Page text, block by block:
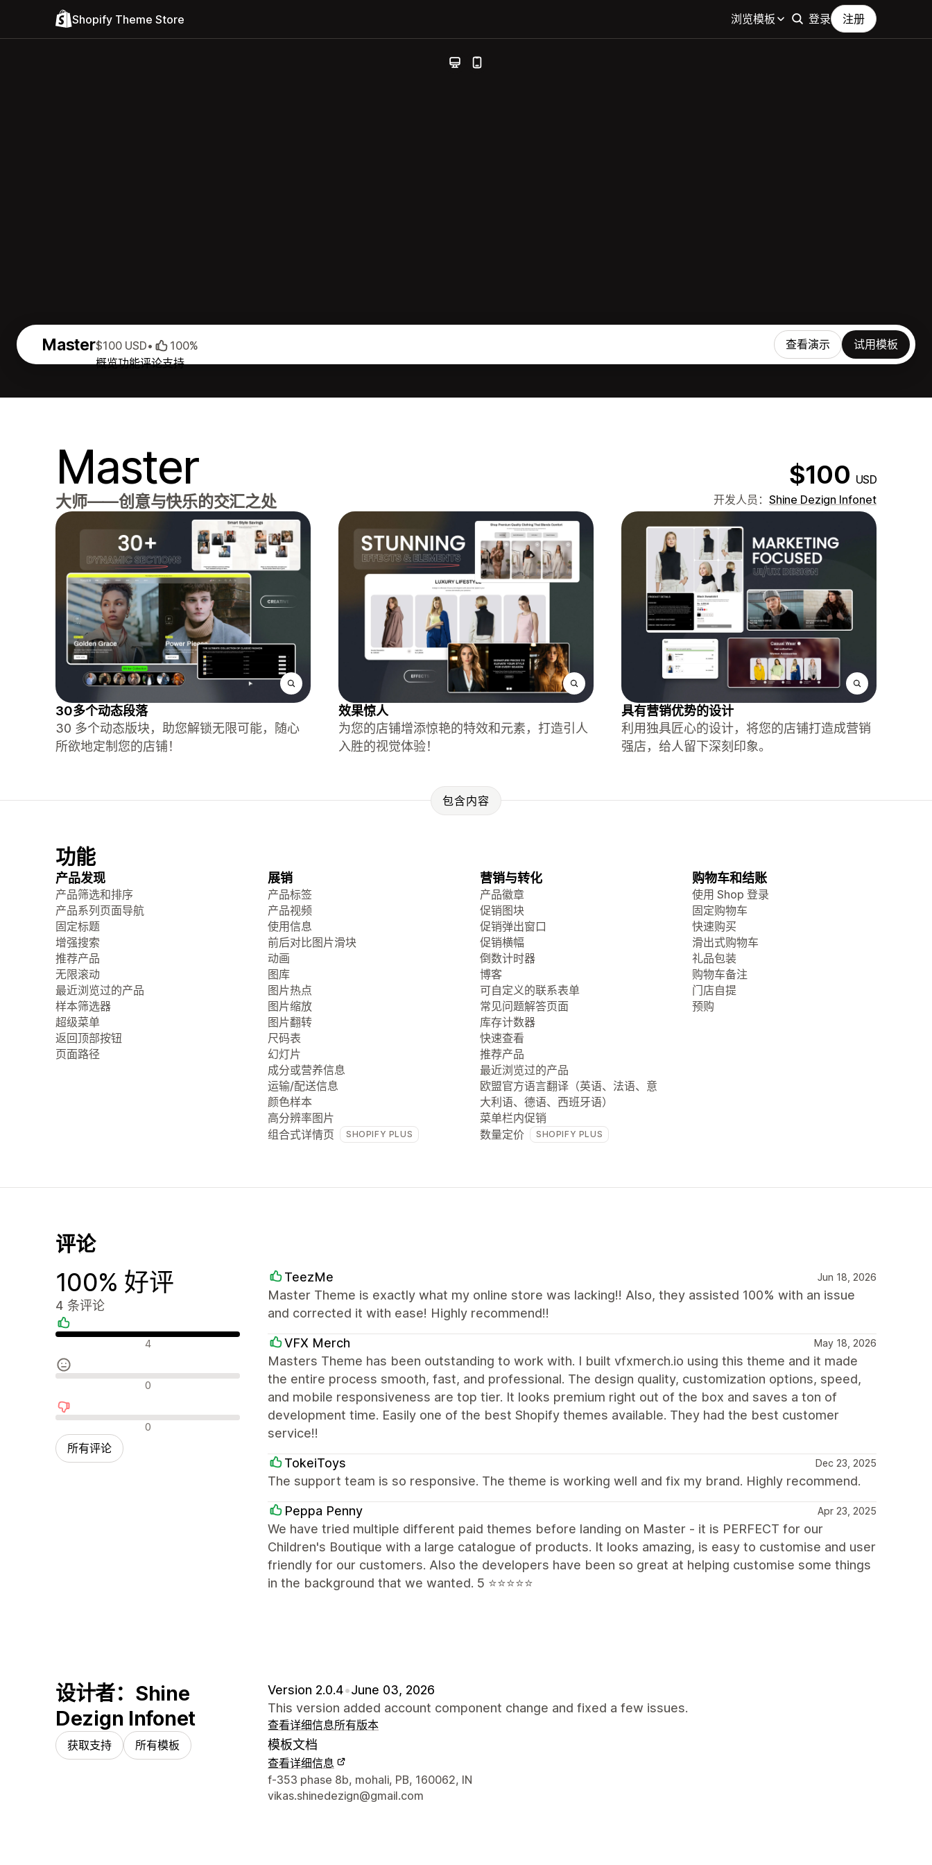
Shopify Theme Store 浏览模板 登录 注册
Master
概览功能评论支持
$100 USD• 100% 查看演示 试用模板
Master $100 USD
大师——创意与快乐的交汇之处 开发人员： Shine Dezign Infonet
30多个动态段落
30 多个动态版块，助您解锁无限可能，随心
所欲地定制您的店铺！
效果惊人
为您的店铺增添惊艳的特效和元素，打造引人
入胜的视觉体验！
具有营销优势的设计
利用独具匠心的设计，将您的店铺打造成营销
强店，给人留下深刻印象。
包含内容
功能
产品发现
产品筛选和排序
产品系列页面导航
固定标题
增强搜索
推荐产品
无限滚动
最近浏览过的产品
样本筛选器
超级菜单
返回顶部按钮
页面路径
展销
产品标签
产品视频
使用信息
前后对比图片滑块
动画
图库
图片热点
图片缩放
图片翻转
尺码表
幻灯片
成分或营养信息
运输/配送信息
颜色样本
高分辨率图片
组合式详情页
SHOPIFY PLUS
营销与转化
产品徽章
促销图块
促销弹出窗口
促销横幅
倒数计时器
博客
可自定义的联系表单
常见问题解答页面
库存计数器
快速查看
推荐产品
最近浏览过的产品
欧盟官方语言翻译（英语、法语、意
大利语、德语、西班牙语）
菜单栏内促销
数量定价
SHOPIFY PLUS
购物车和结账
使用 Shop 登录
固定购物车
快速购买
滑出式购物车
礼品包装
购物车备注
门店自提
预购
评论
100% 好评
4 条评论
好评 4
中评 0
差评 0
所有评论
TeezMe Jun 18, 2026
Master Theme is exactly what my online store was lacking!! Also, they assisted 100% with an issue
and corrected it with ease! Highly recommend!!
VFX Merch May 18, 2026
Masters Theme has been outstanding to work with. I built vfxmerch.io using this theme and it made
the entire process smooth, fast, and professional. The design quality, customization options, speed,
and mobile responsiveness are top tier. It looks premium right out of the box and saves a ton of
development time. Easily one of the best Shopify themes available. They had the best customer
service!!
TokeiToys Dec 23, 2025
The support team is so responsive. The theme is working well and fix my brand. Highly recommend.
Peppa Penny Apr 23, 2025
We have tried multiple different paid themes before landing on Master - it is PERFECT for our
Children's Boutique with a large catalogue of products. It looks amazing, is easy to customise and user
friendly for our customers. Also the developers have been so great at helping customise some things
in the background that we wanted. 5 ⭐️⭐️⭐️⭐️⭐️
设计者：Shine
Dezign Infonet
获取支持 所有模板
Version 2.0.4•June 03, 2026
This version added account component change and fixed a few issues.
查看详细信息所有版本
模板文档
查看详细信息
设计师联系方式
f-353 phase 8b, mohali, PB, 160062, IN
vikas.shinedezign@gmail.com